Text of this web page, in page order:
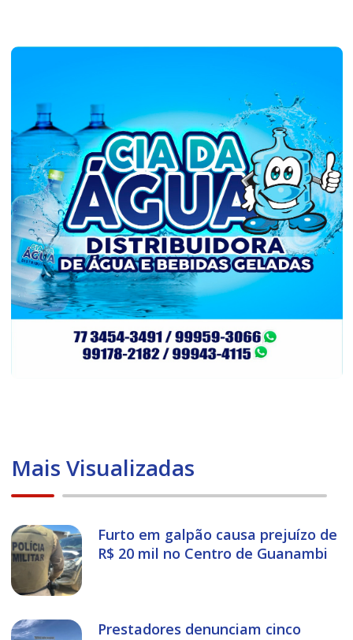
Mais Visualizadas
Furto em galpão causa prejuízo de
R$ 20 mil no Centro de Guanambi
Prestadores denunciam cinco